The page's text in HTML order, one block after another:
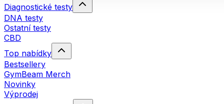
Diagnostické testy
DNA testy
Ostatní testy
CBD
Top nabídky
Bestsellery
GymBeam Merch
Novinky
Výprodej